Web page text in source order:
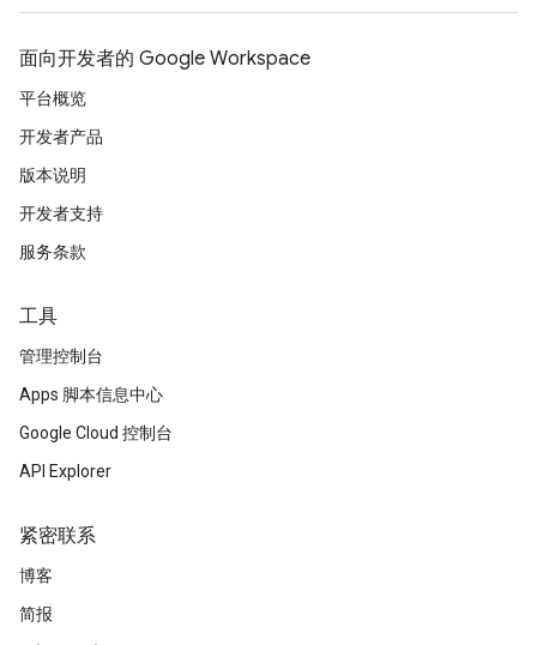
面向开发者的 Google Workspace
平台概览
开发者产品
版本说明
开发者支持
服务条款
工具
管理控制台
Apps 脚本信息中心
Google Cloud 控制台
API Explorer
紧密联系
博客
简报